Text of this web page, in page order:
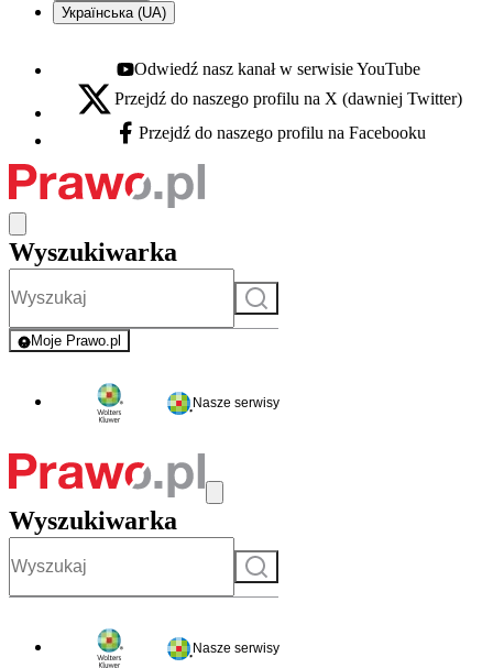
Українська (UA)
Youtube - otwiera się w nowej karcie
Odwiedź nasz kanał w serwisie YouTube
X - otwiera się w nowej karcie
Przejdź do naszego profilu na X (dawniej Twitter)
Facebook - otwiera się w nowej karcie
Przejdź do naszego profilu na Facebooku
Wyszukiwarka
Szukaj
Moje Prawo.pl
- rejestracja i logowanie do serwisu
Nasze serwisy
Wyszukiwarka
Szukaj
Nasze serwisy